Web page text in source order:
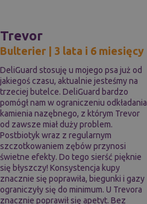
Trevor
Bulterier | 3 lata i 6 miesięcy
DeliGuard stosuję u mojego psa już od
jakiegoś czasu, aktualnie jesteśmy na
trzeciej butelce. DeliGuard bardzo
pomógł nam w ograniczeniu odkładania
kamienia nazębnego, z którym Trevor
od zawsze miał duży problem.
Postbiotyk wraz z regularnym
szczotkowaniem zębów przynosi
świetne efekty. Do tego sierść pięknie
się błyszczy! Konsystencja kupy
znacznie się poprawiła, biegunki i gazy
ograniczyły się do minimum. U Trevora
znacznie poprawił się apetyt. Bez